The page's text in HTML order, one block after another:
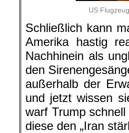
US
Schließlich kann
Amerika hastig
Nachhinein als
den
außerhalb der
und jetzt wissen
warf Trump
diese den „Iran